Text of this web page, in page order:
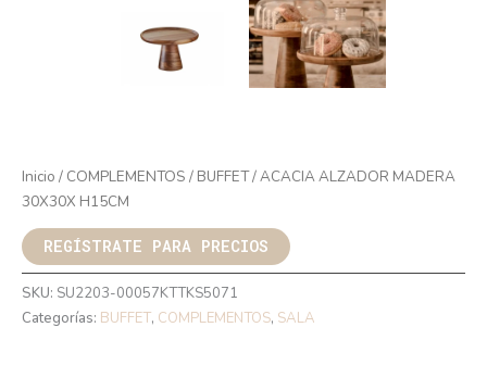
Inicio / COMPLEMENTOS / BUFFET/ ACACIA ALZADOR MADERA
30X30X H15CM
REGÍSTRATE PARA PRECIOS
SKU: SU2203-00057KTTKS5071
Categorías: BUFFET, COMPLEMENTOS, SALA